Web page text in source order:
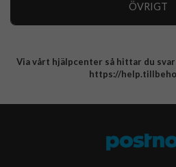
ÖVRIGT
Integritetspolicy
Via vårt hjälpcenter så hittar du
https://